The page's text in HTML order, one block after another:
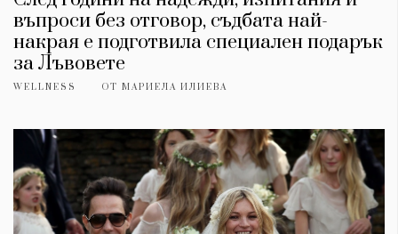
въпроси без отговор, съдбата най-
накрая е подготвила специален подарък
за Лъвовете
WELLNESS ОТ МАРИЕЛА ИЛИЕВА